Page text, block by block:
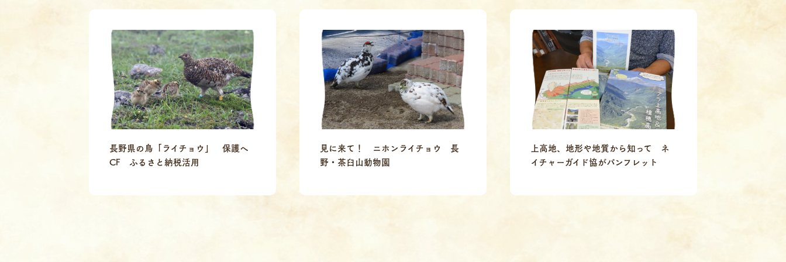
長野県の鳥「ライチョウ」 保護へ
CF ふるさと納税活用
見に来て！ ニホンライチョウ 長
野・茶臼山動物園
上高地、地形や地質から知って ネ
イチャーガイド協がパンフレット